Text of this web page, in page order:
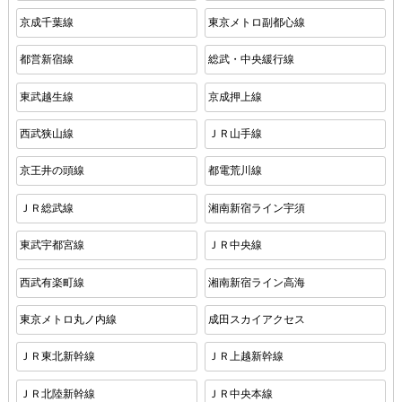
京成千葉線 東京メトロ副都心線
都営新宿線 総武・中央緩行線
東武越生線 京成押上線
西武狭山線 ＪＲ山手線
京王井の頭線 都電荒川線
ＪＲ総武線 湘南新宿ライン宇須
東武宇都宮線 ＪＲ中央線
西武有楽町線 湘南新宿ライン高海
東京メトロ丸ノ内線 成田スカイアクセス
ＪＲ東北新幹線 ＪＲ上越新幹線
ＪＲ北陸新幹線 ＪＲ中央本線